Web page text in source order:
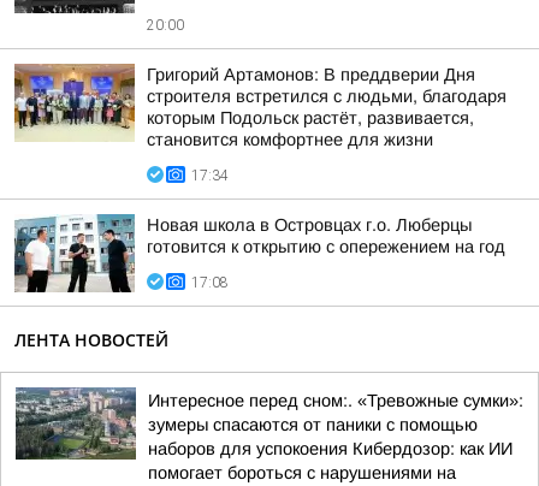
20:00
Григорий Артамонов: В преддверии Дня
строителя встретился с людьми, благодаря
которым Подольск растёт, развивается,
становится комфортнее для жизни
17:34
Новая школа в Островцах г.о. Люберцы
готовится к открытию с опережением на год
17:08
ЛЕНТА НОВОСТЕЙ
Интересное перед сном:. «Тревожные сумки»:
зумеры спасаются от паники с помощью
наборов для успокоения Кибердозор: как ИИ
помогает бороться с нарушениями на